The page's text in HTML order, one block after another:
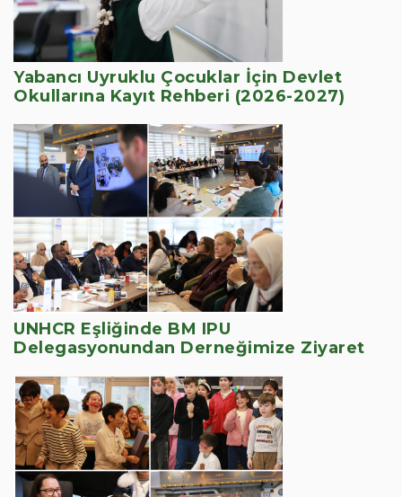
Yabancı Uyruklu Çocuklar İçin Devlet
Okullarına Kayıt Rehberi (2026-2027)
UNHCR Eşliğinde BM IPU
Delegasyonundan Derneğimize Ziyaret